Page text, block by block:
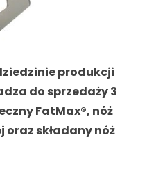
produkcji
do sprzedaży 3
FatMax®, nóż
oraz składany nóż